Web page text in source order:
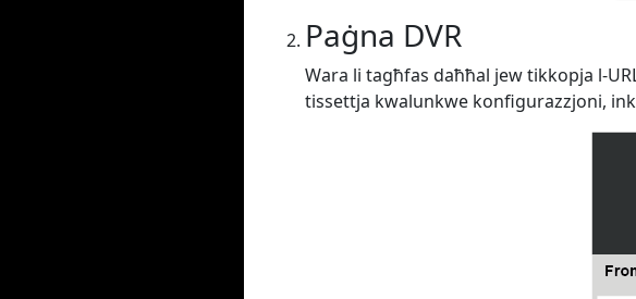
Paġna DVR
Wara li tagħfas daħħal jew tikkopja l-
tissettja kwalunkwe konfigurazzjoni,